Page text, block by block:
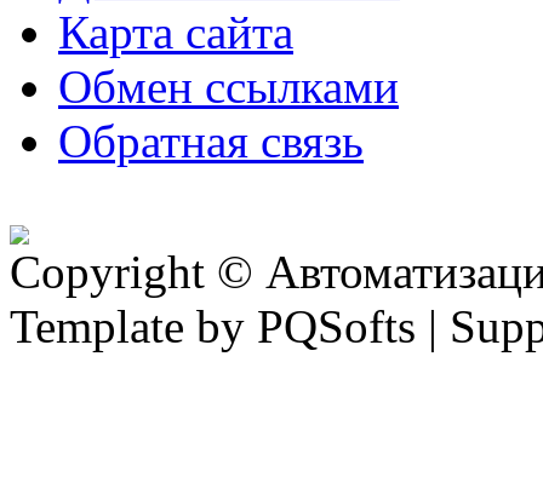
Карта сайта
Обмен ссылками
Обратная связь
Copyright ©
Template by PQSofts |